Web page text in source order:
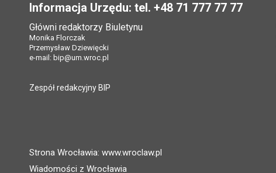
Informacja Urzędu: tel. +48 71 777 77 77
Główni redaktorzy Biuletynu
Monika Florczak
Przemysław Dziewięcki
e-mail: bip@um.wroc.pl
Zespół redakcyjny BIP
Strona Wrocławia: www.wroclaw.pl
Wiadomości z Wrocławia